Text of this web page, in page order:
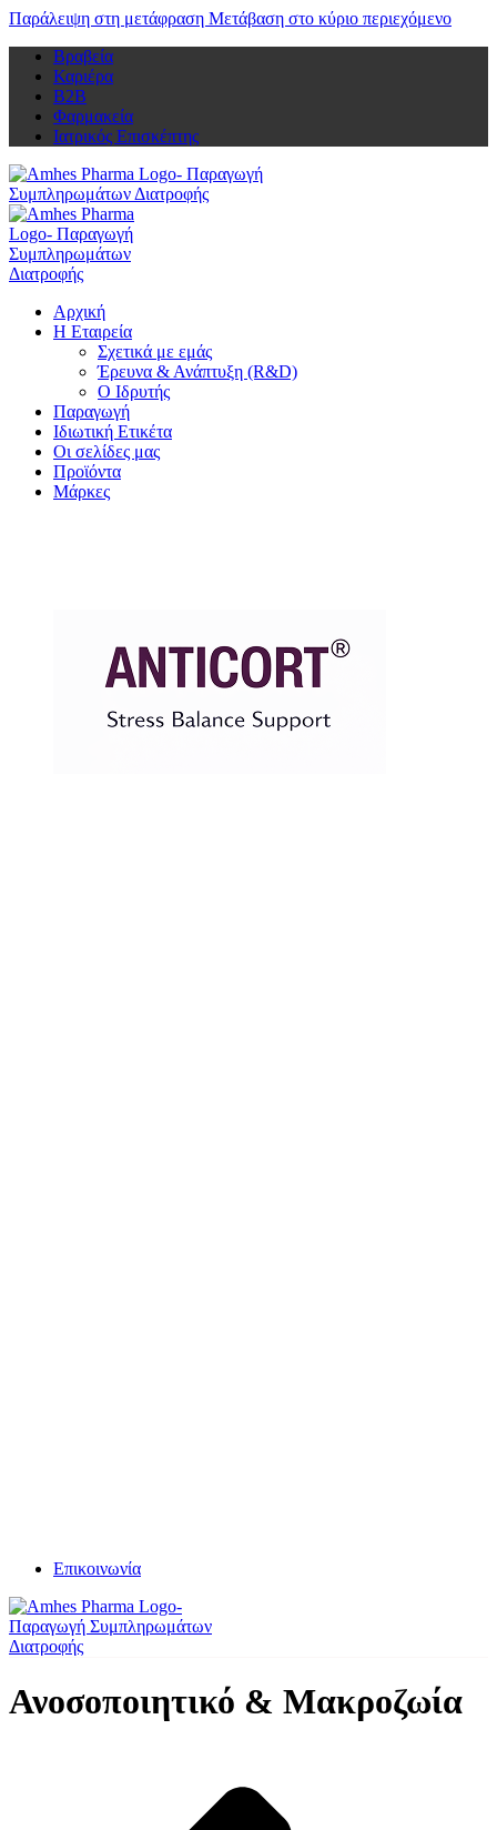
Παράλειψη στη μετάφραση Μετάβαση στο κύριο περιεχόμενο
Βραβεία
Καριέρα
Β2Β
Φαρμακεία
Ιατρικός Επισκέπτης
Αρχική
Η Εταιρεία
Σχετικά με εμάς
Έρευνα & Ανάπτυξη (R&D)
Ο Ιδρυτής
Παραγωγή
Ιδιωτική Ετικέτα
Οι σελίδες μας
Προϊόντα
Μάρκες
Επικοινωνία
Ανοσοποιητικό & Μακροζωία